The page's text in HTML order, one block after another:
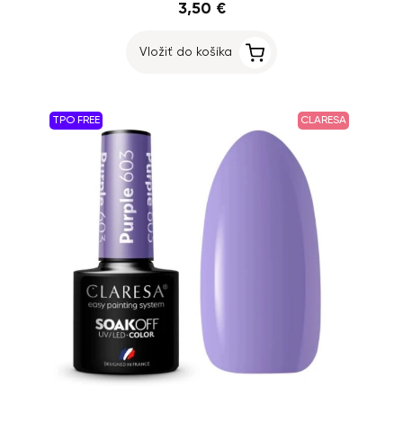
3,50 €
Vložiť do košíka
TPO FREE CLARESA